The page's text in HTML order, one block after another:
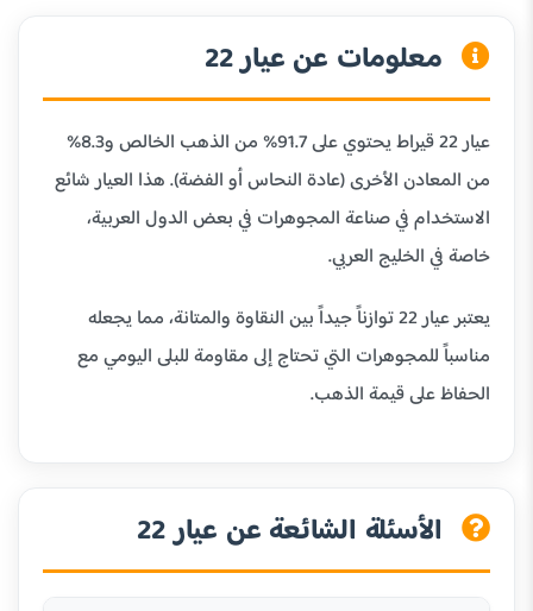
معلومات عن عيار 22
عيار 22 قيراط يحتوي على 91.7% من الذهب الخالص و8.3%
من المعادن الأخرى (عادة النحاس أو الفضة). هذا العيار شائع
الاستخدام في صناعة المجوهرات في بعض الدول العربية،
خاصة في الخليج العربي.
يعتبر عيار 22 توازناً جيداً بين النقاوة والمتانة، مما يجعله
مناسباً للمجوهرات التي تحتاج إلى مقاومة للبلى اليومي مع
الحفاظ على قيمة الذهب.
الأسئلة الشائعة عن عيار 22